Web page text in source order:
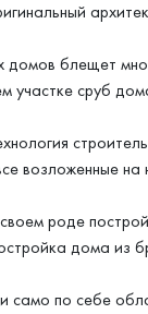
домов блещет
участке сруб
возложенные на
роде
дома из
по себе